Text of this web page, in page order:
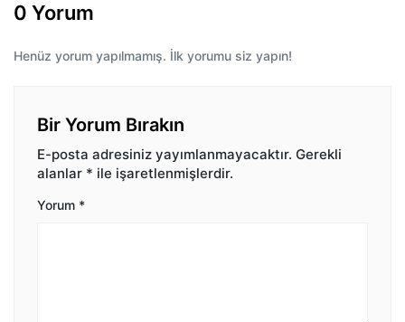
0 Yorum
Henüz yorum yapılmamış. İlk yorumu siz yapın!
Bir Yorum Bırakın
E-posta adresiniz yayımlanmayacaktır. Gerekli
alanlar * ile işaretlenmişlerdir.
Yorum *